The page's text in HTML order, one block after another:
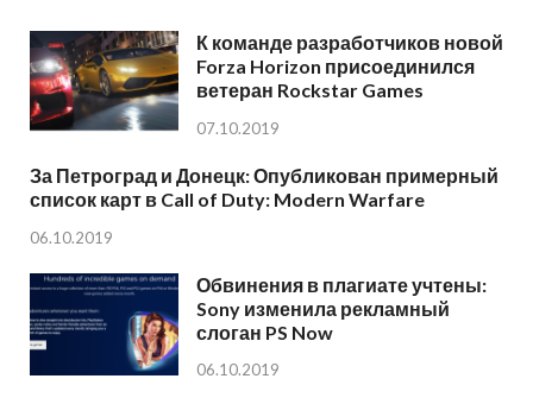
К команде разработчиков новой
Forza Horizon присоединился
ветеран Rockstar Games
07.10.2019
За Петроград и Донецк: Опубликован примерный
список карт в Call of Duty: Modern Warfare
06.10.2019
Обвинения в плагиате учтены:
Sony изменила рекламный
слоган PS Now
06.10.2019